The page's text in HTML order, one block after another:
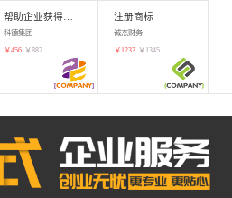
科德集团
￥456 ￥887
注册商标
诚杰财务
￥ 1233 ￥ 1345